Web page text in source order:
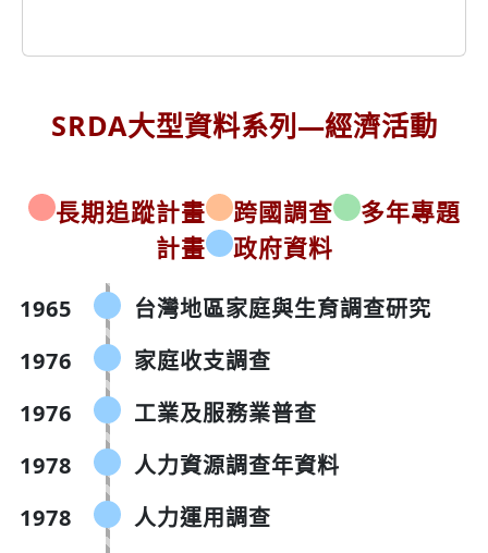
SRDA大型資料系列—經濟活動
長期追蹤計畫 跨國調查
多年專題
計畫
政府資料
1965
台灣地區家庭與生育調查研究
1976
家庭收支調查
1976
工業及服務業普查
1978
人力資源調查年資料
1978
人力運用調查